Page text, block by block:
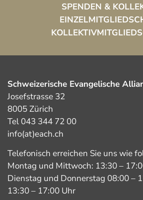
SPENDEN &
Schweizerische Evangelische
Josefstrasse 32
8005 Zürich
Tel 043 344 72 00
info(at)each.ch
Telefonisch erreichen Sie uns wie
Montag und Mittwoch: 13:30 –
Dienstag und Donnerstag 08:00 –
13:30 – 17:00 Uhr